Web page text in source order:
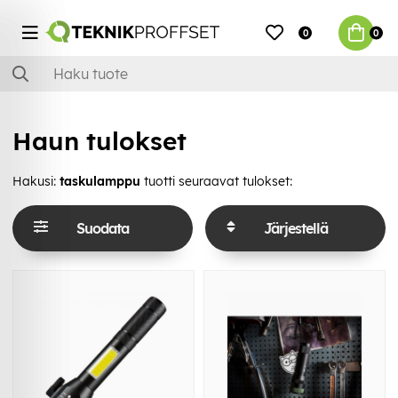
0 0
Haun tulokset
Hakusi: taskulamppu tuotti seuraavat tulokset:
Suodata Järjestellä